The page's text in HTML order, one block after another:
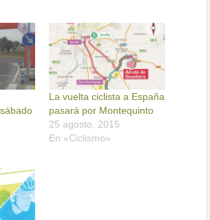
La vuelta ciclista a España
pasará por Montequinto
25 agosto, 2015
En «Ciclismo»